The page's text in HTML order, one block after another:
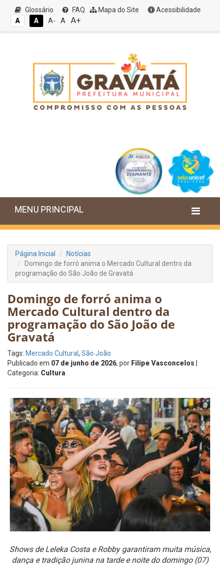
Glossário FAQ Mapa do Site
Acessibilidade
A
A A- A A+
MENU PRINCIPAL
Página Inicial
Notícias
Domingo de forró anima o Mercado Cultural dentro da
programação do São João de Gravatá
Domingo de forró anima o
Mercado Cultural dentro da
programação do São João de
Gravatá
Tags: Mercado Cultural , São João
Publicado em 07 de junho de 2026, por Filipe Vasconcelos
Categoria: Cultura
Shows de Leleka Costa e Robby garantiram muita música,
dança e tradição junina na tarde e noite do domingo (07)